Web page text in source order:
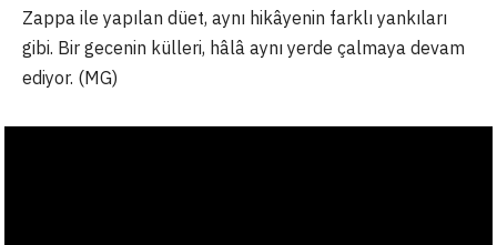
Zappa ile yapılan düet, aynı hikâyenin farklı yankıları
gibi. Bir gecenin külleri, hâlâ aynı yerde çalmaya devam
ediyor. (MG)